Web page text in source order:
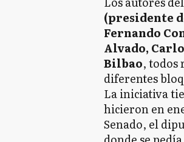
(presidente
Fernando
Alvado,
Bilbao, todos
diferentes
La iniciativa
hicieron en
Senado, el